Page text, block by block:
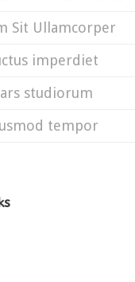
Sit Ullamcorper
imperdiet
studiorum
tempor